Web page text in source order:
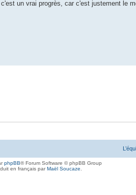
un vrai progrès, car c'est justement le
phpBB® Forum Software © phpBB Group
en français parMaël Soucaze